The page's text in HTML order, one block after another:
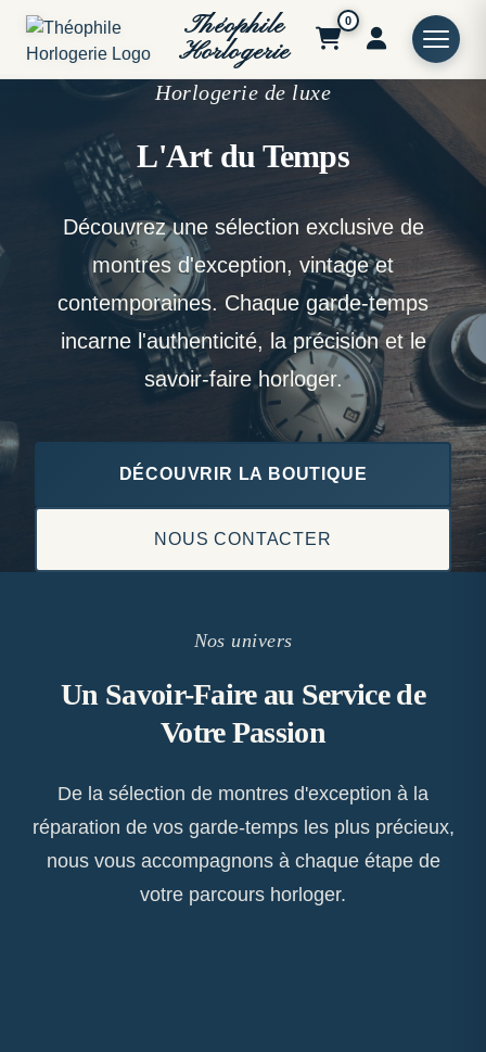
Théophile
Horlogerie
0
Horlogerie de luxe
L'Art du Temps
Découvrez une sélection exclusive de
montres d'exception, vintage et
contemporaines. Chaque garde-temps
incarne l'authenticité, la précision et le
savoir-faire horloger.
DÉCOUVRIR LA BOUTIQUE
NOUS CONTACTER
Nos univers
Un Savoir-Faire au Service de
Votre Passion
De la sélection de montres d'exception à la
réparation de vos garde-temps les plus précieux,
nous vous accompagnons à chaque étape de
votre parcours horloger.